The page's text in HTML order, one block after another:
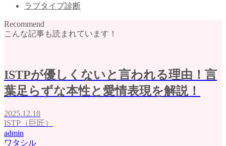
ラブタイプ診断
Recommend
こんな記事も読まれています！
ISTPが優しくないと言われる理由！言
葉足らずな本性と愛情表現を解説！
2025.12.18
ISTP（巨匠）
admin
ワタシル